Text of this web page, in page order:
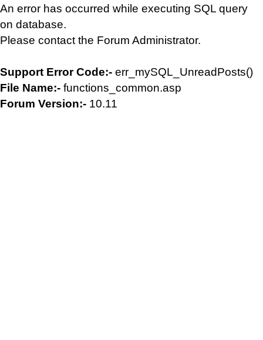
An error has occurred while executing SQL query
on database.
Please contact the Forum Administrator.
Support Error Code:- err_mySQL_UnreadPosts()
File Name:- functions_common.asp
Forum Version:- 10.11